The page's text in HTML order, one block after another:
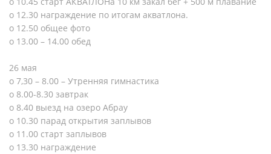
o 12.30 награждение по итогам акватлона.
o 12.50 общее фото
o 13.00 – 14.00 обед
26 мая
o 7,30 – 8.00 – Утренняя гимнастика
o 8.00-8.30 завтрак
o 8.40 выезд на озеро Абрау
o 10.30 парад открытия заплывов
o 11.00 старт заплывов
o 13.30 награждение